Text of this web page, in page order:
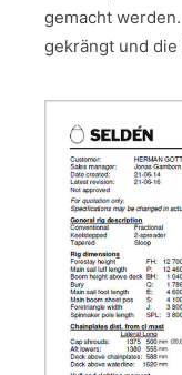
gemacht
gekrängt und